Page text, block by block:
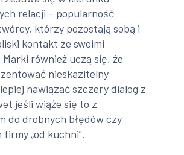
relacji – popularność
którzy pozostają sobą i
kontakt ze swoimi
również uczą się, że
nieskazitelny
nawiązać szczery dialog z
jeśli wiąże się to z
do drobnych błędów czy
„od kuchni”.